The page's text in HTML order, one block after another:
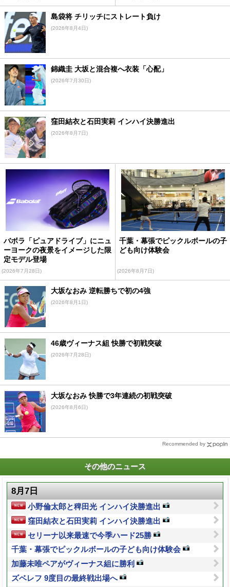
島袋将 チリッチにストレート負け
(2026年8月4日)
錦織圭 大坂と混合複へ衣装「心配」
(2026年7月30日)
窪田結衣と石田実莉 インハイ決勝進出
(2026年8月7日)
バボラ「ピュアドライブ」にニュ
ーヨークの夜景をイメージした限
定モデル登場
(2026年7月28日)
千葉・幕張でピックルボールの子
ども向け体験会
(2026年8月7日)
大坂なおみ 逆転勝ちで初の4強
(2026年8月1日)
46歳ヴィーナス組 快勝で初戦突破
(2026年7月28日)
大坂なおみ 快勝で3年連続の初戦突破
(2026年8月6日)
Recommended by
その他のニュース
8月7日
小野倫太郎と稗田光 インハイ決勝進出
窪田結衣と石田実莉 インハイ決勝進出
セリーナ以来最速で今季ハード25勝
千葉・幕張でピックルボールの子ども向け体験会
加藤未唯ペアがヴィーナス組に勝利
ズベレフ 9度目の最終戦出場へ